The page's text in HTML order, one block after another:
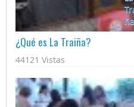
¿Qué es La Traiña?
44121 Vistas